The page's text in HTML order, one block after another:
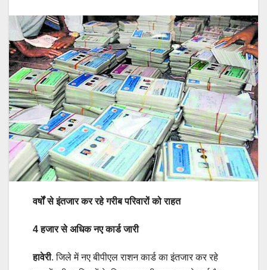
वर्षों से इंतजार कर रहे गरीब परिवारों को राहत
4 हजार से अधिक नए कार्ड जारी
हावेरी. जिले में नए बीपीएल राशन कार्ड का इंतजार कर रहे